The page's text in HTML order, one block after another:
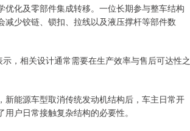
化及零部件集成转移。一位长期参与整车结构
少铰链、锁扣、拉线以及液压撑杆等部件数
，相关设计通常需要在生产效率与售后可达性之
能源车型取消传统发动机结构后，车主日常开
户日常接触复杂结构的必要性。